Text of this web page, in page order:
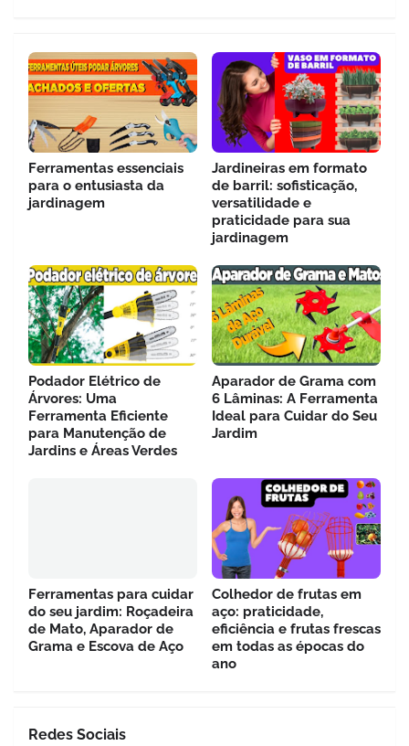
Ferramentas essenciais
para o entusiasta da
jardinagem
Jardineiras em formato
de barril: sofisticação,
versatilidade e
praticidade para sua
jardinagem
Podador Elétrico de
Árvores: Uma
Ferramenta Eficiente
para Manutenção de
Jardins e Áreas Verdes
Aparador de Grama com
6 Lâminas: A Ferramenta
Ideal para Cuidar do Seu
Jardim
Ferramentas para cuidar
do seu jardim: Roçadeira
de Mato, Aparador de
Grama e Escova de Aço
Colhedor de frutas em
aço: praticidade,
eficiência e frutas frescas
em todas as épocas do
ano
Redes Sociais